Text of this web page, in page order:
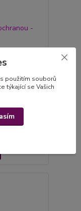
-
s použitím souborů
týkající se Vašich